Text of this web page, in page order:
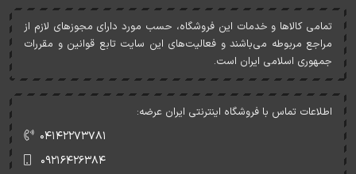
تمامی کالاها و خدمات اين فروشگاه، حسب مورد دارای مجوزهای لازم از
مراجع مربوطه می‌باشند و فعاليت‌های اين سايت تابع قوانين و مقررات
جمهوری اسلامی ايران است.
اطلاعات تماس با فروشگاه اینترنتی ایران عرضه:
۰۴۱۴۲۲۷۳۷۸۱
۰۹۲۱۶۴۲۶۳۸۴